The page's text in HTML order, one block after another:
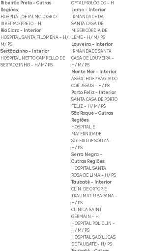
Ribeirão Preto - Outras
Regiões
HOSPITAL OFTALMOLOGICO
RIBEIRAO PRETO - H
Rio Claro - Interior
HOSPITAL SANTA FILOMENA - H/
M/ PS
Sertãozinho - Interior
HOSPITAL NETTO CAMPELLO DE
SERTAOZINHO - H/ M/ PS
OFTALMOLÓGICO - H
Leme - Interior
IRMANDADE DA
SANTA CASA DE
MISERICÓRDIA DE
LEME - H/ M/ PS
Louveira - Interior
IRMANDADE SANTA
CASA DE LOUVEIRA -
H/ M/ PS
Monte Mor - Interior
ASSOC HOSP SAGRADO
COR JESUS - H/ PS
Porto Feliz - Interior
SANTA CASA DE PORTO
FELIZ - H/ M/ PS
São Roque - Outras
Regiões
HOSPITAL E
MATERNIDADE
SOTERO DE SOUZA -
H/ PS
Serra Negra -
Outras Regiões
HOSPITAL SANTA
ROSA DE LIMA - H/ PS
Taubaté - Interior
CLÍN. DE ORTOP. E
TRAUMAT. UBARANA -
H/ PS
CLÍNICA SAINT
GERMAIN - H
HOSPITAL POLICLIN -
H/ M/ PS
HOSPITAL SAO LUCAS
DE TAUBATE - H/ PS